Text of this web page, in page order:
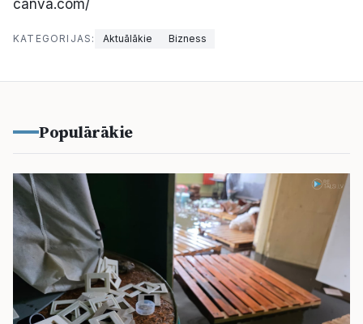
canva.com/
KATEGORIJAS: Aktuālākie Bizness
Populārākie